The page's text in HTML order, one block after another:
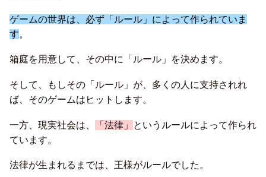
ゲームの世界は、必ず「ルール」によって作られていま
す。
箱庭を用意して、その中に「ルール」を決めます。
そして、もしその「ルール」が、多くの人に支持されれ
ば、そのゲームはヒットします。
一方、現実社会は、 「法律」
というルールによって作られ
ています。
法律が生まれるまでは、王様がルールでした。